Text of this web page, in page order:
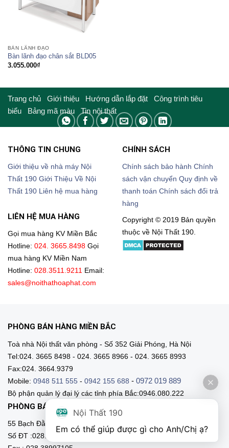
BÀN LÃNH ĐẠO
Bàn lãnh đạo chân sắt BLD05
3.055.000₫
Trang chủ Giới thiệu Hướng dẫn lắp đặt Công trình tiêu
biểu
Bảng mã màu Tin nội thất
THÔNG TIN CHUNG
Giới thiệu về nhà máy Nội
Thất 190 Giới Thiệu Về Nội
Thất 190
Liên hệ mua hàng
CHÍNH SÁCH
Chính sách bảo hành Chính
sách vận chuyển Quy định về
thanh toán Chính sách đổi trả
hàng
LIÊN HỆ MUA HÀNG
Gọi mua hàng KV Miền Bắc
Hotline: 024. 3665.8498 Gọi
mua hàng KV Miền Nam
Hotline: 028.3511.9211 Email:
sales@noithathoaphat.com
Copyright © 2019 Bản quyền
thuộc về Nội Thất 190.
PHÒNG BÁN HÀNG MIỀN BẮC
Toà nhà Nội thất văn phòng - Số 352 Giải Phóng, Hà Nội
Tel:024. 3665 8498 - 024. 3665 8966 - 024. 3665 8993
Fax:024. 3664.9379
Mobile: 0948 511 555 - 0942 155 688 - 0972 019 889
Bộ phận quản lý đại lý các tỉnh phía Bắc:0946.080.222
PHÒNG BÁN HÀNG MIỀN NAM
55 Bạch Đằng, Phường 15, Q. Bình Thạnh, HCM
Số ĐT :028.3511 9211 - 028.3511.9212
Nội Thất 190